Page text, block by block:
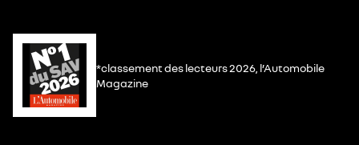
*classement des lecteurs 2026, l’Automobile
Magazine